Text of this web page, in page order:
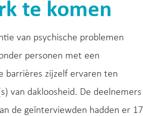
te komen
van psychische problemen
personen met een
barrières zijzelf ervaren ten
van dakloosheid. De deelnemers
de geïnterviewden hadden er 17